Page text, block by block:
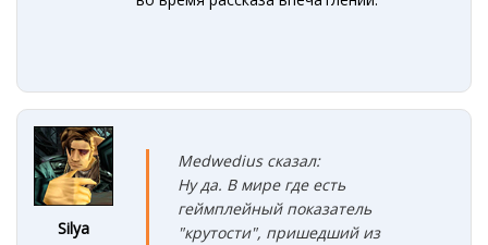
Silya
Medwedius сказал:
Ну да. В мире где есть
геймплейный показатель
"крутости", пришедший из